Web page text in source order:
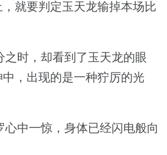
就要判定玉天龙输掉本场比
时，却看到了玉天龙的眼
，出现的是一种狞厉的光
中一惊，身体已经闪电般向